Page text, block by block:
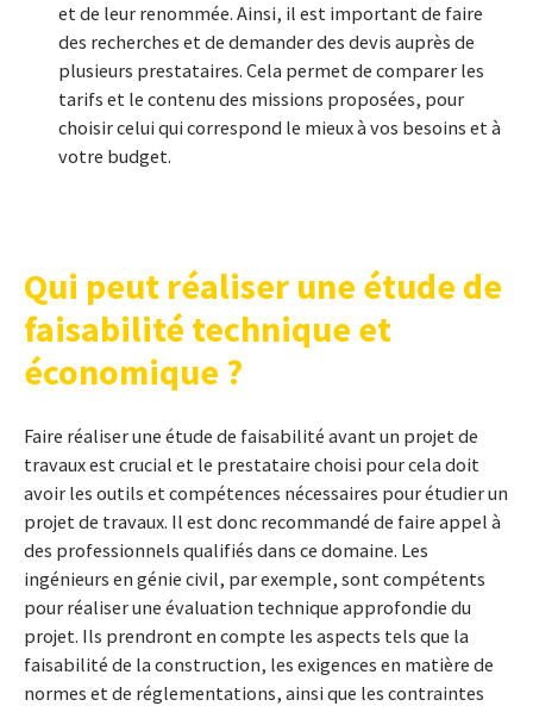
et de leur renommée. Ainsi, il est important de faire
des recherches et de demander des devis auprès de
plusieurs prestataires. Cela permet de comparer les
tarifs et le contenu des missions proposées, pour
choisir celui qui correspond le mieux à vos besoins et à
votre budget.
Qui peut réaliser une étude de
faisabilité technique et
économique ?
Faire réaliser une étude de faisabilité avant un projet de
travaux est crucial et le prestataire choisi pour cela doit
avoir les outils et compétences nécessaires pour étudier un
projet de travaux. Il est donc recommandé de faire appel à
des professionnels qualifiés dans ce domaine. Les
ingénieurs en génie civil, par exemple, sont compétents
pour réaliser une évaluation technique approfondie du
projet. Ils prendront en compte les aspects tels que la
faisabilité de la construction, les exigences en matière de
normes et de réglementations, ainsi que les contraintes